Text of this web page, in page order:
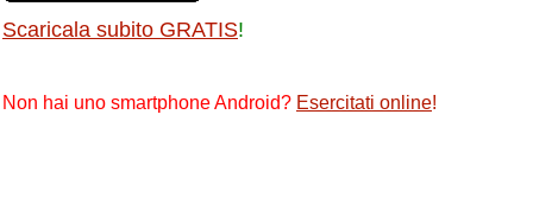
Scaricala subito GRATIS!
Non hai uno smartphone Android? Esercitati online!